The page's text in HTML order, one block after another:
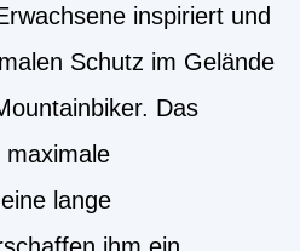
inspiriert und
Schutz im Gelände
Das
maximale
lange